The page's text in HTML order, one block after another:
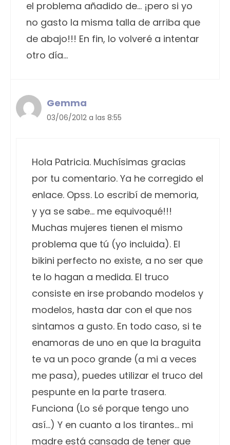
el problema añadido de… ¡pero si yo
no gasto la misma talla de arriba que
de abajo!!! En fin, lo volveré a intentar
otro día…
Gemma
03/06/2012 a las 8:55
Hola Patricia. Muchísimas gracias
por tu comentario. Ya he corregido el
enlace. Opss. Lo escribí de memoria,
y ya se sabe… me equivoqué!!!
Muchas mujeres tienen el mismo
problema que tú (yo incluida). El
bikini perfecto no existe, a no ser que
te lo hagan a medida. El truco
consiste en irse probando modelos y
modelos, hasta dar con el que nos
sintamos a gusto. En todo caso, si te
enamoras de uno en que la braguita
te va un poco grande (a mi a veces
me pasa), puedes utilizar el truco del
pespunte en la parte trasera.
Funciona (Lo sé porque tengo uno
así…) Y en cuanto a los tirantes… mi
madre está cansada de tener que